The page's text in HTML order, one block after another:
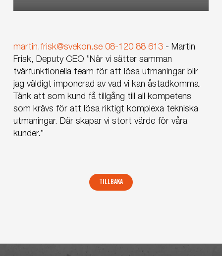
martin.frisk@svekon.se 08-120 88 613 - Martin
Frisk, Deputy CEO ”När vi sätter samman
tvärfunktionella team för att lösa utmaningar blir
jag väldigt imponerad av vad vi kan åstadkomma.
Tänk att som kund få tillgång till all kompetens
som krävs för att lösa riktigt komplexa tekniska
utmaningar. Där skapar vi stort värde för våra
kunder.”